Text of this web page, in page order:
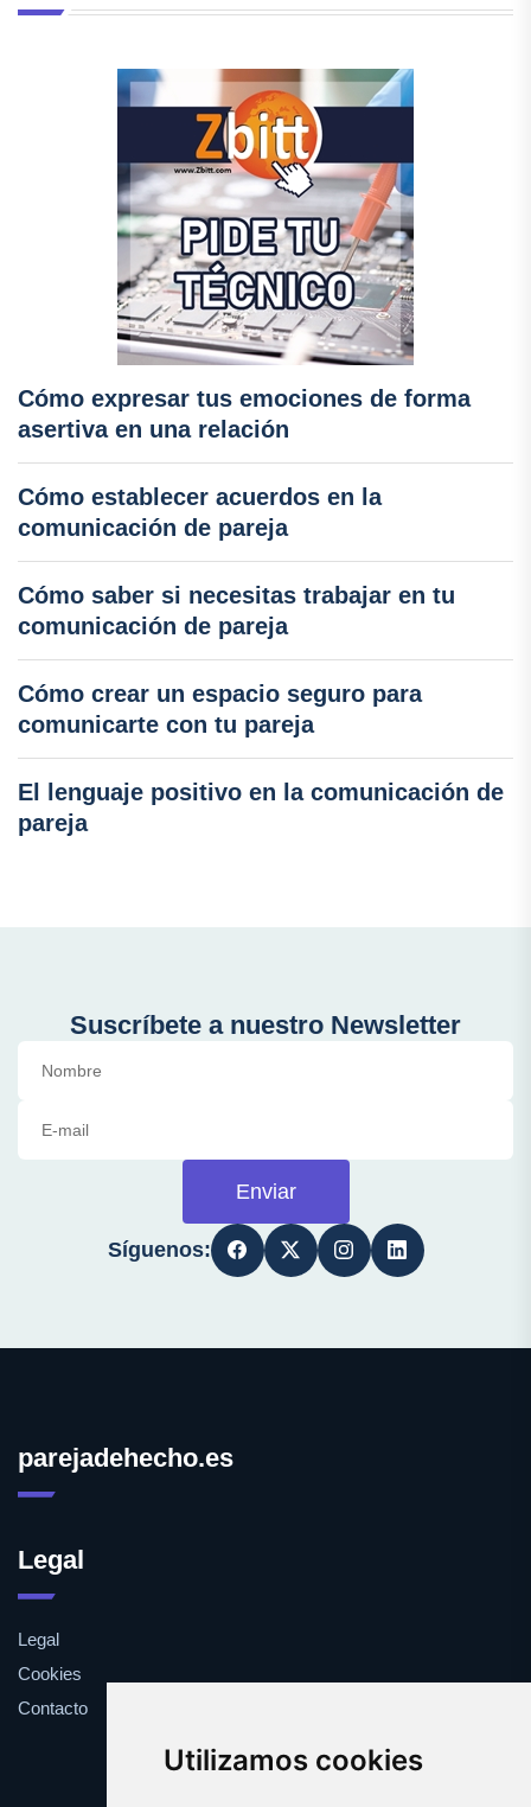
Utilizamos cookies
Cómo expresar tus emociones de forma
asertiva en una relación
Cómo establecer acuerdos en la
comunicación de pareja
Cómo saber si necesitas trabajar en tu
comunicación de pareja
Cómo crear un espacio seguro para
comunicarte con tu pareja
El lenguaje positivo en la comunicación de
pareja
Suscríbete a nuestro Newsletter
Enviar
Síguenos:
parejadehecho.es
Legal
Legal
Cookies
Contacto